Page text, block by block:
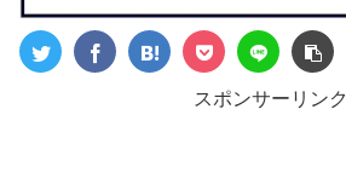
スポンサーリンク